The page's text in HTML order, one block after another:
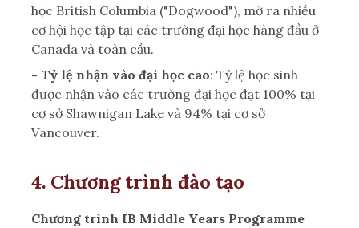
học British Columbia ("Dogwood"), mở ra nhiều
cơ hội học tập tại các trường đại học hàng đầu ở
Canada và toàn cầu.
- Tỷ lệ nhận vào đại học cao: Tỷ lệ học sinh
được nhận vào các trường đại học đạt 100% tại
cơ sở Shawnigan Lake và 94% tại cơ sở
Vancouver.
4. Chương trình đào tạo
Chương trình IB Middle Years Programme